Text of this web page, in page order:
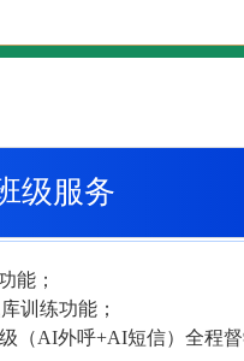
级服务
能；
训练功能；
（AI外呼+AI短信）全程